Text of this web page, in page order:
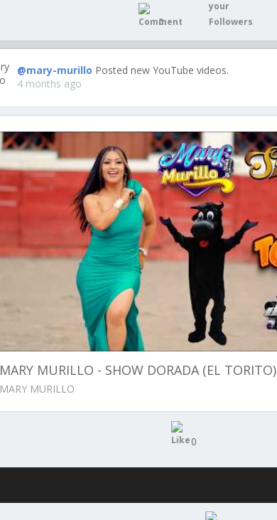
0
@mary-murillo Posted new YouTube videos.
4 months ago
MARY MURILLO - SHOW DORADA (EL TORITO)
MARY MURILLO
0